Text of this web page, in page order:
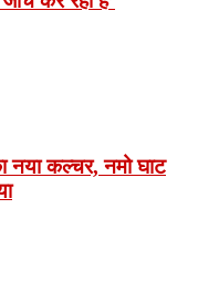
नया कल्चर, नमो घाट